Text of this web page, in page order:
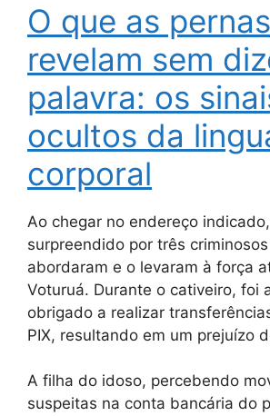
O que as pernas
revelam sem
palavra: os
ocultos da
corporal
Ao chegar no endereço
surpreendido por três
abordaram e o levaram à força
Voturuá. Durante o cativeiro, foi
obrigado a realizar
PIX, resultando em um prejuízo
A filha do idoso, percebendo
suspeitas na conta bancária do